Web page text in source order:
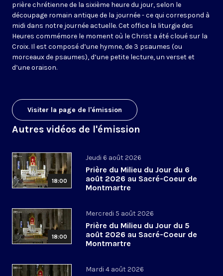
prière chrétienne de la sixième heure du jour, selon le
découpage romain antique de la journée - ce qui correspond à
midi dans notre journée actuelle. Cet office la liturgie des
Heures commémore le moment où le Christ a été cloué sur la
Croix. Il est composé d’une hymne, de 3 psaumes (ou
morceaux de psaumes), d’une petite lecture, un verset et
d’une oraison.
Visiter la page de l'émission
Autres vidéos de l'émission
18:00
Jeudi 6 août 2026
Prière du Milieu du Jour du 6
août 2026 au Sacré-Coeur de
Montmartre
18:00
Mercredi 5 août 2026
Prière du Milieu du Jour du 5
août 2026 au Sacré-Coeur de
Montmartre
Mardi 4 août 2026